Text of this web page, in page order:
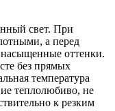
свет. При
а перед
насыщенные оттенки.
без прямых
температура
теплолюбиво, не
к резким